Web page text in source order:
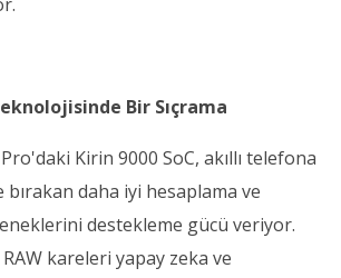
Bir Sıçrama
Kirin 9000 SoC, akıllı telefona
daha iyi hesaplama ve
destekleme gücü veriyor.
RAW kareleri yapay zeka ve